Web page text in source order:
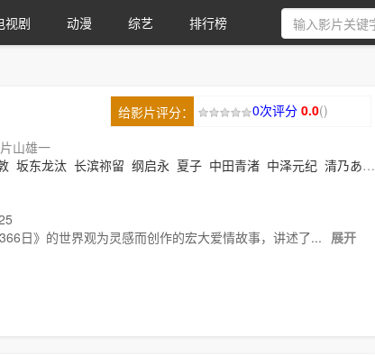
视剧 动漫 综艺 排行榜
给影片评分： 0.0(
0次评分 )
山雄一
坂东龙汰 长滨祢留 纲启永 夏子 中田青渚 中泽元纪 清乃あさ
日》的世界观为灵感而创作的宏大爱情故事，讲述了... 展开